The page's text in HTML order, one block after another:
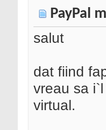
PayPal
salut
dat fiind
vreau sa
virtual.